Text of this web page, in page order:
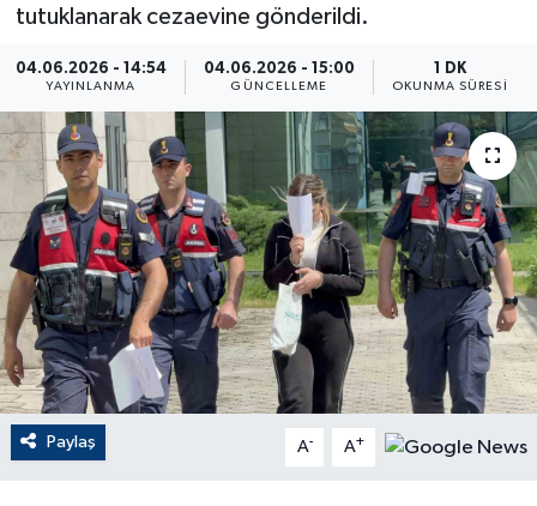
tutuklanarak cezaevine gönderildi.
04.06.2026 - 14:54
YAYINLANMA
04.06.2026 - 15:00
GÜNCELLEME
1 DK
OKUNMA SÜRESI
Paylaş A- A+
Dış Haberler
Dünya
EĞİTİM
EKONOMİ
English News
Finans